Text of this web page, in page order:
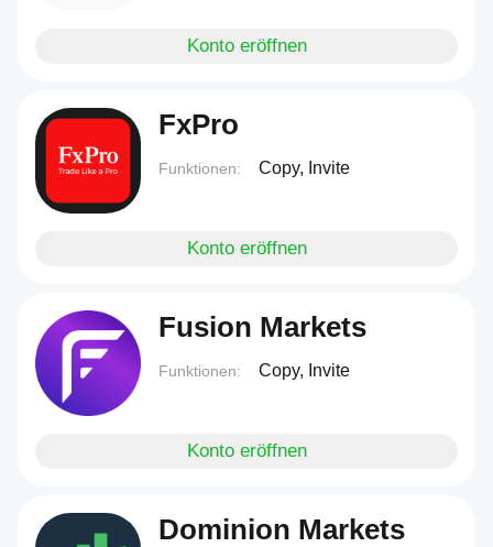
Konto eröffnen
FxPro
Funktionen: Copy, Invite
Konto eröffnen
Fusion Markets
Funktionen: Copy, Invite
Konto eröffnen
Dominion Markets